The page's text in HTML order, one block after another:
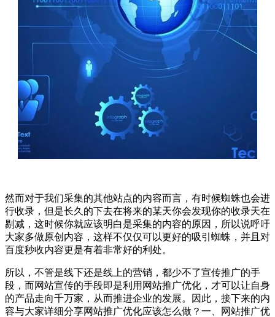
然而对于我们采集的其他站点的内容而言，有时候蜘蛛也会进
行收录，但是长久的下去在将来的某天你会发现你的收录天在
剔减，这时候你就应该明白是采集的内容的原因，所以说呼吁
大家多做原创内容，这样不仅仅可以更好的吸引蜘蛛，并且对
百度秒收内容更是有着非常好的利处。
所以，不管是线下还是线上的营销，都少不了宣传推广的手
段，而网站宣传的手段即是利用网站推广优化，才可以让自身
的产品走向千万家，从而推进企业的发展。因此，接下来的内
容与大家详细分享网站推广优化应该怎么做？一、网站推广优